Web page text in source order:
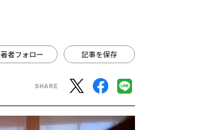
著者フォロー 記事を保存